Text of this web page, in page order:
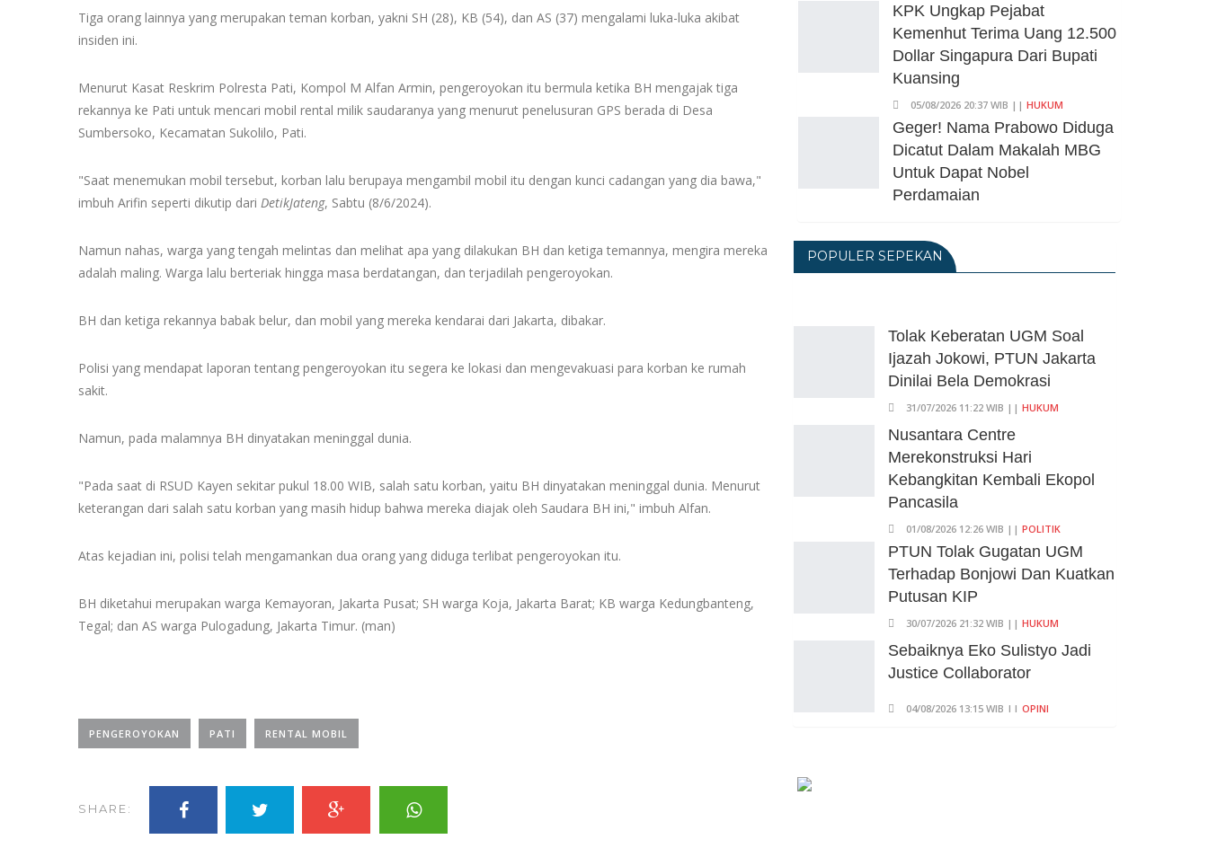
Tiga orang lainnya yang merupakan teman korban, yakni SH (28), KB (54), dan AS (37) mengalami luka-luka akibat
insiden ini.
Menurut Kasat Reskrim Polresta Pati, Kompol M Alfan Armin, pengeroyokan itu bermula ketika BH mengajak tiga
rekannya ke Pati untuk mencari mobil rental milik saudaranya yang menurut penelusuran GPS berada di Desa
Sumbersoko, Kecamatan Sukolilo, Pati.
"Saat menemukan mobil tersebut, korban lalu berupaya mengambil mobil itu dengan kunci cadangan yang dia bawa,"
imbuh Arifin seperti dikutip dari DetikJateng, Sabtu (8/6/2024).
Namun nahas, warga yang tengah melintas dan melihat apa yang dilakukan BH dan ketiga temannya, mengira mereka
adalah maling. Warga lalu berteriak hingga masa berdatangan, dan terjadilah pengeroyokan.
BH dan ketiga rekannya babak belur, dan mobil yang mereka kendarai dari Jakarta, dibakar.
Polisi yang mendapat laporan tentang pengeroyokan itu segera ke lokasi dan mengevakuasi para korban ke rumah
sakit.
Namun, pada malamnya BH dinyatakan meninggal dunia.
"Pada saat di RSUD Kayen sekitar pukul 18.00 WIB, salah satu korban, yaitu BH dinyatakan meninggal dunia. Menurut
keterangan dari salah satu korban yang masih hidup bahwa mereka diajak oleh Saudara BH ini," imbuh Alfan.
Atas kejadian ini, polisi telah mengamankan dua orang yang diduga terlibat pengeroyokan itu.
BH diketahui merupakan warga Kemayoran, Jakarta Pusat; SH warga Koja, Jakarta Barat; KB warga Kedungbanteng,
Tegal; dan AS warga Pulogadung, Jakarta Timur. (man)
PENGEROYOKAN PATI RENTAL MOBIL
SHARE:
KPK Ungkap Pejabat
Kemenhut Terima Uang 12.500
Dollar Singapura Dari Bupati
Kuansing
05/08/2026 20:37 WIB || HUKUM
Geger! Nama Prabowo Diduga
Dicatut Dalam Makalah MBG
Untuk Dapat Nobel
Perdamaian
Transjakarta Blok M-Soetta
Ganti Nama Jadi
05/08/2026 15:05 WIB ||TRANSPORTASI
BPS Klaim Angka
Pengangguran Di Indonesia
Pada Mei 2026 Turun Jadi 7,22
Juta Orang
05/08/2026 13:45 WIB ||TENAGA KERJA
Kuartal II-2026, Ekonomi RI
Tumbuh 5,29 Persen, Sektor
Pertambangan Alami Kontraksi
05/08/2026 13:16 WIB ||MAKRO/MIKRO
POPULER SEPEKAN
Tolak Keberatan UGM Soal
Ijazah Jokowi, PTUN Jakarta
Dinilai Bela Demokrasi
31/07/2026 11:22 WIB || HUKUM
Nusantara Centre
Merekonstruksi Hari
Kebangkitan Kembali Ekopol
Pancasila
01/08/2026 12:26 WIB || POLITIK
PTUN Tolak Gugatan UGM
Terhadap Bonjowi Dan Kuatkan
Putusan KIP
30/07/2026 21:32 WIB || HUKUM
Sebaiknya Eko Sulistyo Jadi
Justice Collaborator
04/08/2026 13:15 WIB || OPINI